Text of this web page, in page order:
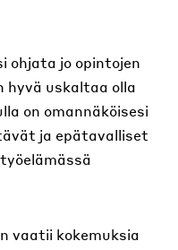
ohjata jo opintojen
hyvä uskaltaa olla
on omannäköisesi
ja epätavalliset
vaatii kokemuksia